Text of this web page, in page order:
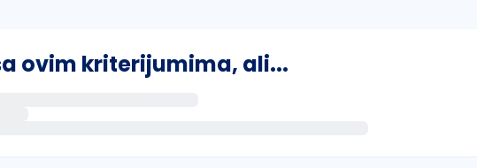
ovim kriterijumima, ali...